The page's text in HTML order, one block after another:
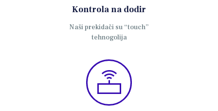
Kontrola na dodir
Naši prekidači su “touch”
tehnogolija